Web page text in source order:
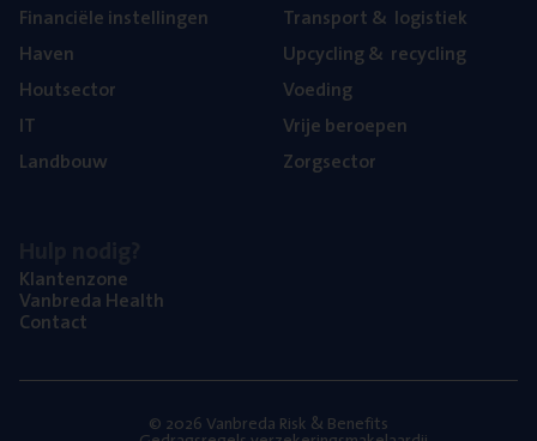
Finan­ci­ë­le instellingen
Haven
Hout­sec­tor
IT
Land­bouw
Trans­port& logistiek
Upcy­cling& recycling
Voe­ding
Vrije beroe­pen
Zorg­sec­tor
Klan­ten­zo­ne
Van­b­re­da Health
Con­tact
© 2026 Vanbreda Risk & Benefits